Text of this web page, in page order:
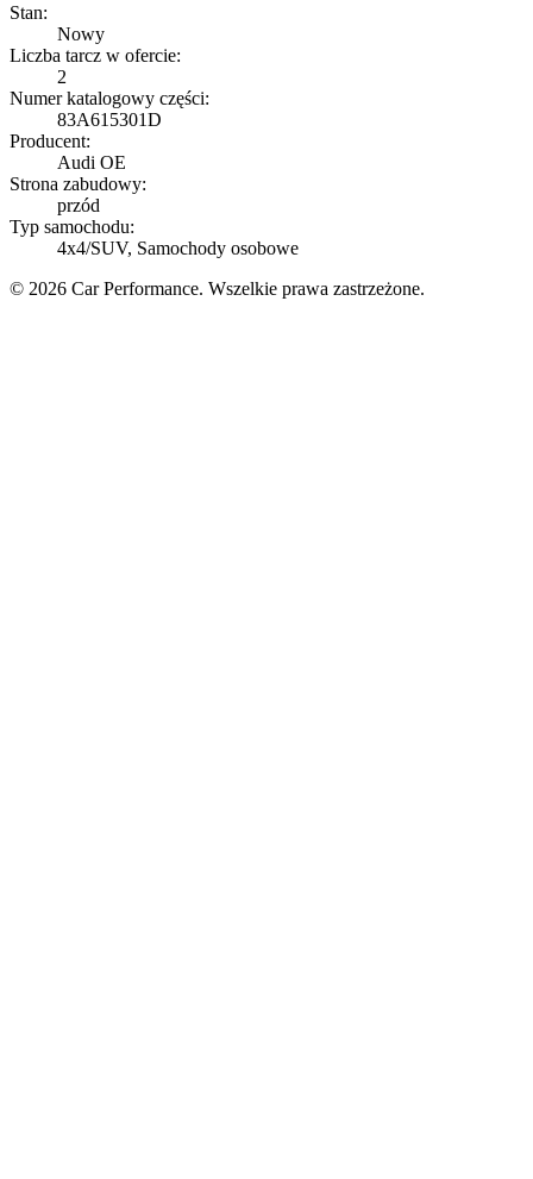
Stan:
Nowy
Liczba tarcz w ofercie:
2
Numer katalogowy części:
83A615301D
Producent:
Audi OE
Strona zabudowy:
przód
Typ samochodu:
4x4/SUV, Samochody osobowe
© 2026 Car Performance. Wszelkie prawa zastrzeżone.